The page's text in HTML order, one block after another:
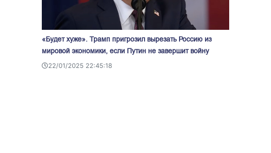
«Будет хуже». Трамп пригрозил вырезать Россию из
мировой экономики, если Путин не завершит войну
22/01/2025 22:45:18